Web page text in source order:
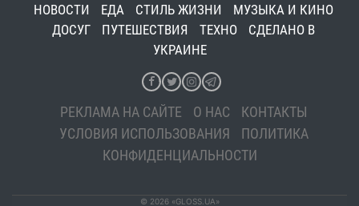
НОВОСТИ ЕДА СТИЛЬ ЖИЗНИ
МУЗЫКА И КИНО
ДОСУГ
ПУТЕШЕСТВИЯ ТЕХНО
СДЕЛАНО В
УКРАИНЕ
РЕКЛАМА НА САЙТЕ О НАС
КОНТАКТЫ
УСЛОВИЯ ИСПОЛЬЗОВАНИЯ
ПОЛИТИКА
КОНФИДЕНЦИАЛЬНОСТИ
© 2026 «GLOSS.UA»